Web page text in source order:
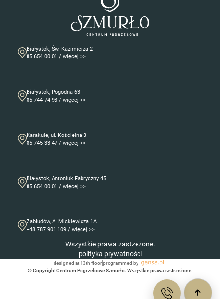
Białystok, Św. Kazimierza 2
85 654 00 01 / więcej >>
Białystok, Pogodna 63
85 744 74 93 / więcej >>
Karakule, ul. Kościelna 3
85 745 33 47 / więcej >>
Białystok, Antoniuk Fabryczny 45
85 654 00 01 / więcej >>
Zabłudów, A. Mickiewicza 1A
+48 787 901 109 / więcej >>
Wszystkie prawa zastzeżone.
polityka prywatności
designed at 13th floorprogrammed by
© Copyright Centrum Pogrzebowe Szmurło. Wszystkie prawa zastrzeżone.